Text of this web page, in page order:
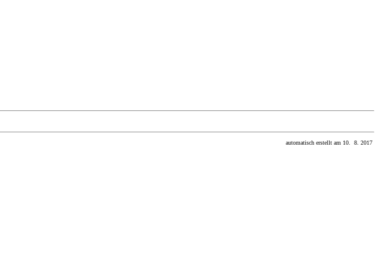
automatisch erstellt am 10. 8. 2017